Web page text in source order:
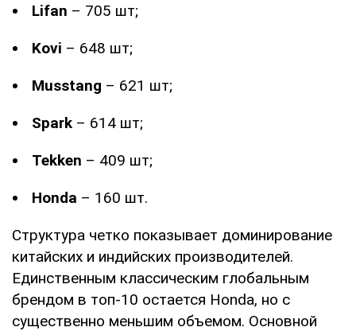
Lifan – 705 шт;
Kovi – 648 шт;
Musstang – 621 шт;
Spark – 614 шт;
Tekken – 409 шт;
Honda – 160 шт.
Структура четко показывает доминирование
китайских и индийских производителей.
Единственным классическим глобальным
брендом в топ-10 остается Honda, но с
существенно меньшим объемом. Основной